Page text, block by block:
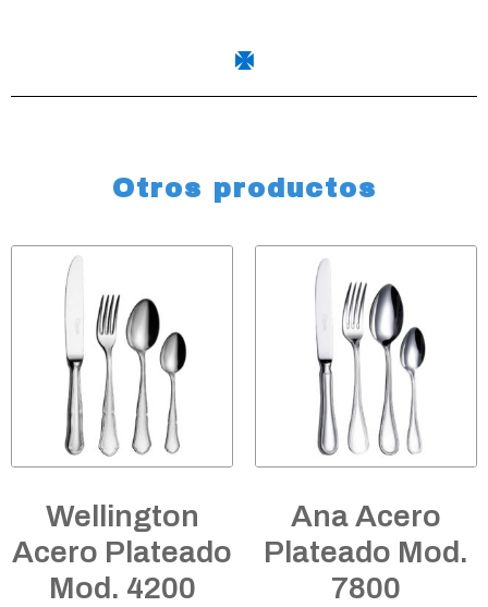
Otros productos
Wellington
Acero Plateado
Mod. 4200
Ana Acero
Plateado Mod.
7800